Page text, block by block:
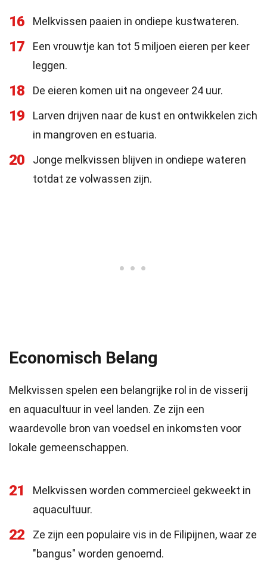
16 Melkvissen paaien in ondiepe kustwateren.
17
Een vrouwtje kan tot 5 miljoen eieren per keer
leggen.
18 De eieren komen uit na ongeveer 24 uur.
19
Larven drijven naar de kust en ontwikkelen zich
in mangroven en estuaria.
20
Jonge melkvissen blijven in ondiepe wateren
totdat ze volwassen zijn.
Economisch Belang
Melkvissen spelen een belangrijke rol in de visserij
en aquacultuur in veel landen. Ze zijn een
waardevolle bron van voedsel en inkomsten voor
lokale gemeenschappen.
21
Melkvissen worden commercieel gekweekt in
aquacultuur.
22
Ze zijn een populaire vis in de Filipijnen, waar ze
"bangus" worden genoemd.